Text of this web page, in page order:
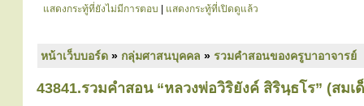
แสดงกระทู้ที่ยังไม่มีการตอบ แสดงกระทู้ที่เปิดดูแล้ว
หน้าเว็บบอร์ด » กลุ่มศาสนบุคคล » รวมคำสอนของครูบาอาจารย์
43841.รวมคำสอน “หลวงพ่อวิริยังค์ สิรินฺธโร” (สม